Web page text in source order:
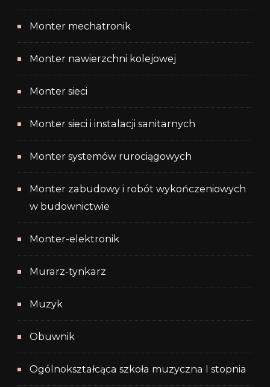
Monter mechatronik
Monter nawierzchni kolejowej
Monter sieci
Monter sieci i instalacji sanitarnych
Monter systemów rurociągowych
Monter zabudowy i robót wykończeniowych
w budownictwie
Monter-elektronik
Murarz-tynkarz
Muzyk
Obuwnik
Ogólnokształcąca szkoła muzyczna I stopnia